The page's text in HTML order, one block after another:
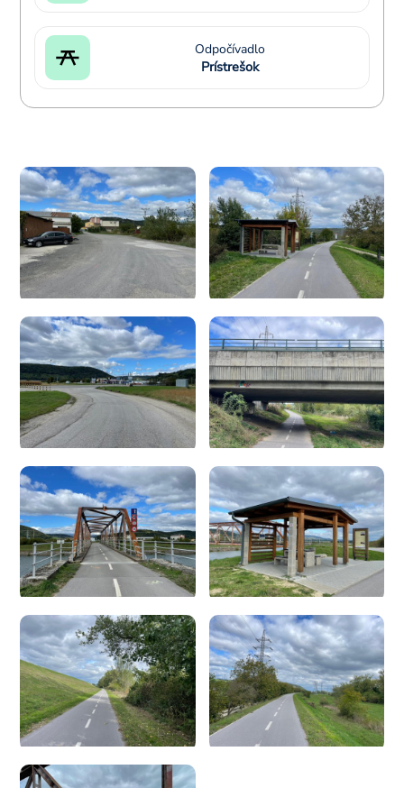
Odpočívadlo
Prístrešok